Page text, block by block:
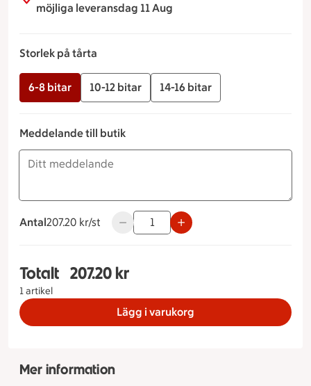
möjliga leveransdag 11 Aug
Storlek på tårta
6-8 bitar 10-12 bitar 14-16 bitar
Meddelande till butik
Antal
207.20 kronor styck
207.20 kr/st Använd knapparna för att minska
Totalt
1 artikel
Totalt 1 stycken Prinsesstårta Storlek på tårta
207.20 kr
Lägg i varukorg
Mer information